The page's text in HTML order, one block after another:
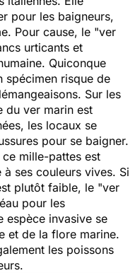
pour les baigneurs,
Pour cause, le "ver
urticants et
Quiconque
spécimen risque de
Sur les
du ver marin est
les locaux se
pour se baigner.
mille-pattes est
ses couleurs vives. Si
plutôt faible, le "ver
pour les
espèce invasive se
et de la flore marine.
les poissons